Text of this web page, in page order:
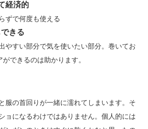
経済的
ずで何度も使える
きる
やすい部分で気を使いたい部分。巻いてお
ができるのは助かります。
服の首回りが一緒に濡れてしまいます。そ
ョになるわけではありません。個人的には